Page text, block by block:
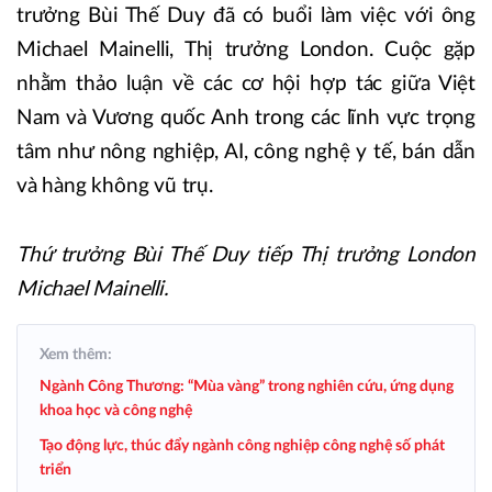
trưởng Bùi Thế Duy đã có buổi làm việc với ông
Michael Mainelli, Thị trưởng London. Cuộc gặp
nhằm thảo luận về các cơ hội hợp tác giữa Việt
Nam và Vương quốc Anh trong các lĩnh vực trọng
tâm như nông nghiệp, AI, công nghệ y tế, bán dẫn
và hàng không vũ trụ.
Thứ trưởng Bùi Thế Duy tiếp Thị trưởng London
Michael Mainelli.
Xem thêm:
Ngành Công Thương: “Mùa vàng” trong nghiên cứu, ứng dụng
khoa học và công nghệ
Tạo động lực, thúc đẩy ngành công nghiệp công nghệ số phát
triển